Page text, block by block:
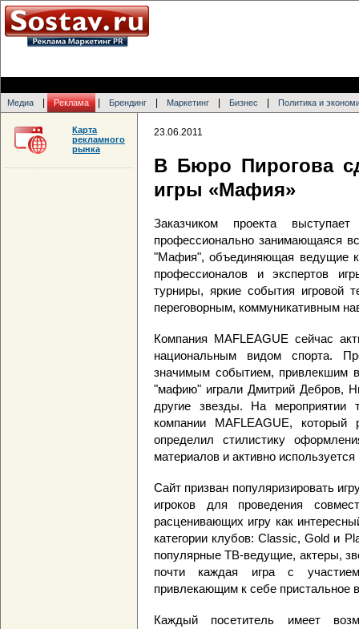
Медиа Реклама Брендинг Маркетинг Бизнес Политика и
23.06.2011
В Бюро Пирогова
игры «Мафия»
Заказчиком проекта
профессионально занимающаяся
"Мафия", объединяющая ведущие
профессионалов и экспертов
турниры, яркие события игровой
переговорным, коммуникативным
Компания MAFLEAGUE сейчас
национальным видом спорта.
значимым событием, привлекшим
"мафию" играли Дмитрий Дебров,
другие звезды. На мероприятии
компании MAFLEAGUE, который
определил стилистику
материалов и активно
Сайт призван популяризировать
игроков для проведения
расценивающих игру как
категории клубов: Classic, Gold и
популярные ТВ-ведущие, актеры,
почти каждая игра с участием
привлекающим к себе
Каждый посетитель имеет
Карта
рекламного
рынка